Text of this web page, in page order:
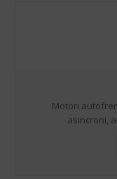
Motori
asincroni,